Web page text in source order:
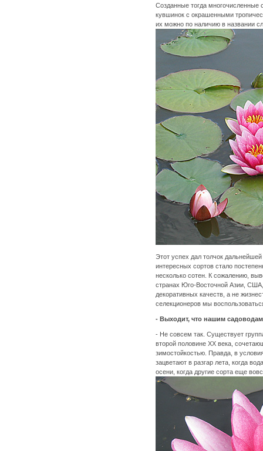
Созданные тогда многочисленные
кувшинок с окрашенными
их можно по наличию в названии
Этот успех дал толчок дальнейшей
интересных сортов стало
несколько сотен. К сожалению,
странах Юго-Восточной Азии,
декоративных качеств, а не
селекционеров мы
- Выходит, что нашим
- Не совсем так. Существует
второй половине ХХ века,
зимостойкостью. Правда, в
зацветают в разгар лета, когда
осени, когда другие сорта еще